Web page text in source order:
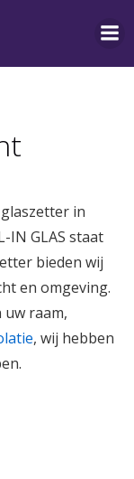
in
IN GLAS staat
bieden wij
en omgeving.
raam,
, wij hebben